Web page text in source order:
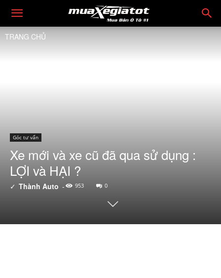
TRANG CHỦ
Góc tư vấn
Xe mới và xe cũ đã qua sử dụng :
LỢI và HẠI ?
✓ Thành Auto - 953 0